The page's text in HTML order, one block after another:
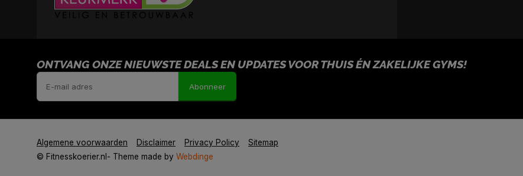
ONTVANG ONZE NIEUWSTE DEALS EN UPDATES VOOR THUIS ÉN ZAKELIJKE GYMS!
Abonneer
Algemene voorwaarden Disclaimer Privacy Policy
Sitemap
© Fitnesskoerier.nl - Theme made by Webdinge